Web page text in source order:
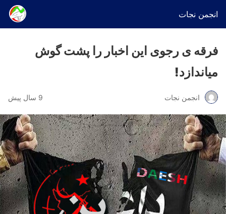
انجمن نجات
فرقه ی رجوی این اخبار را پشت گوش
میاندازد!
انجمن نجات 9 سال پیش